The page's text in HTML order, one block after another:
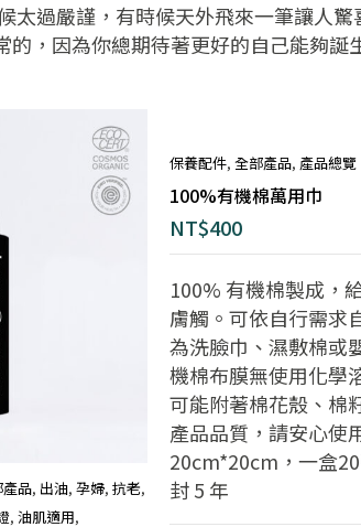
太過嚴謹，有時候天外飛來一筆讓人
的，因為你總期待著更好的自己能夠
品, 出油, 孕婦, 抗老,
, 油肌適用,
保養配件, 全部產品, 產品總覽
100%有機棉萬用巾
NT$400
100% 有機棉製成，
膚觸。可依自行需求
為洗臉巾、濕敷棉或
機棉布膜無使用化學
可能附著棉花殼、棉
產品品質，請安心使
20cm*20cm，一盒
封 5 年